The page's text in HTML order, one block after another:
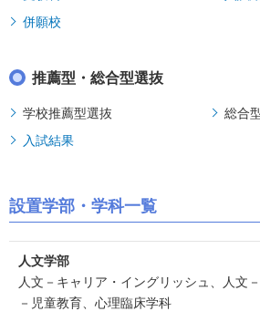
併願校
推薦型・総合型選抜
学校推薦型選抜
総合
入試結果
設置学部・学科一覧
人文学部
人文－キャリア・イングリッシュ、人文
－児童教育、心理臨床学科